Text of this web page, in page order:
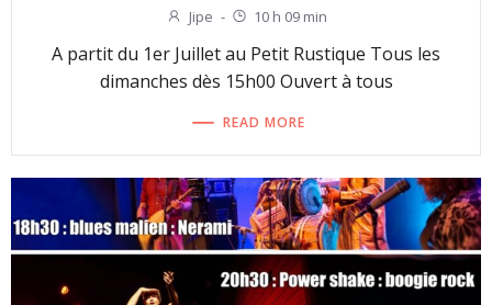
Jipe - 10 h 09 min
A partit du 1er Juillet au Petit Rustique Tous les
dimanches dès 15h00 Ouvert à tous
READ MORE